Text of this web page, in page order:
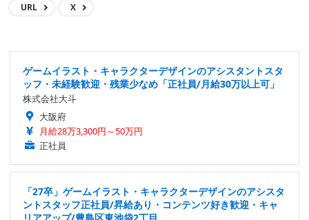
URL X
ゲームイラスト・キャラクターデザインのアシスタントスタ
ッフ・未経験歓迎・残業少なめ「正社員/月給30万以上可」
株式会社大斗
大阪府
月給28万3,300円～50万円
正社員
「27卒」ゲームイラスト・キャラクターデザインのアシスタ
ントスタッフ正社員/昇給あり・コンテンツ好き歓迎・キャ
リアアップ/豊島区東池袋2丁目